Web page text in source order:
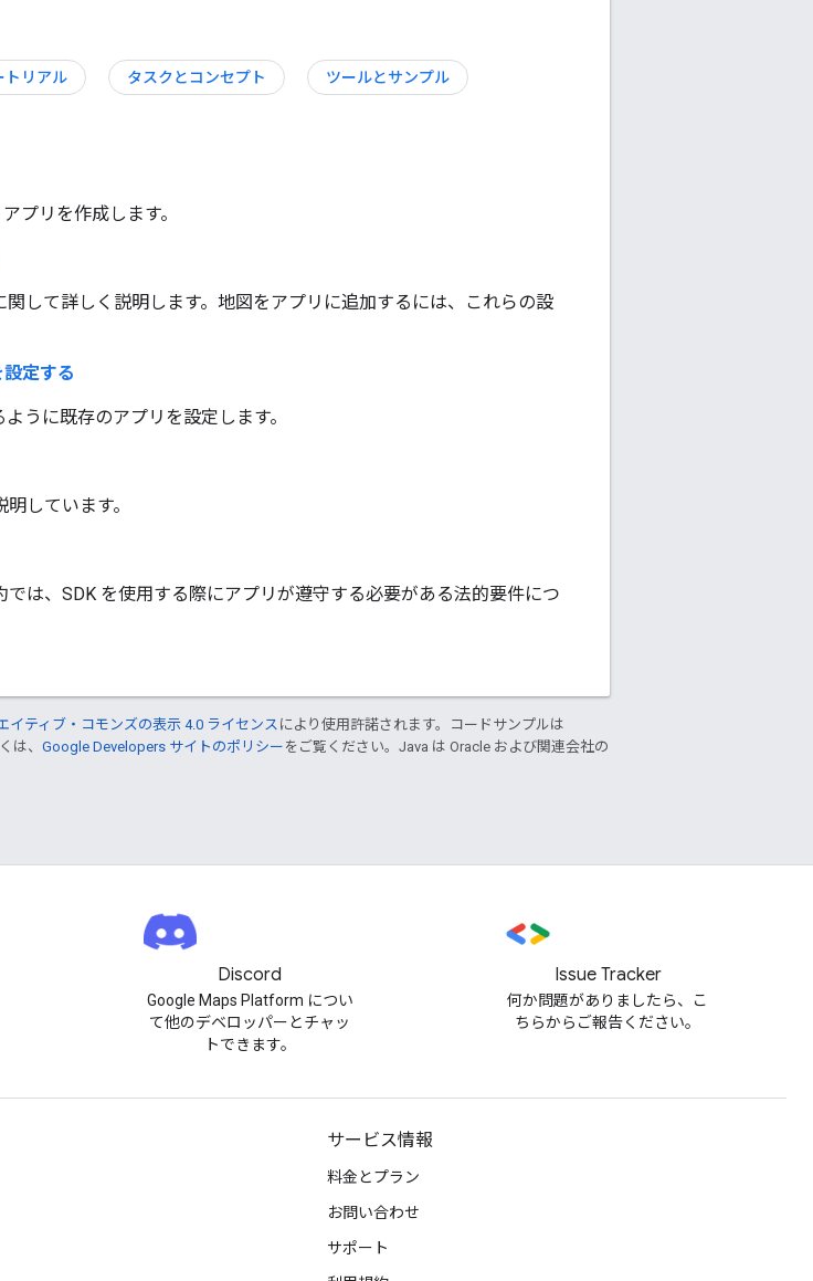
リアル タスクとコンセプト ツールとサンプル
プリを作成します。
して詳しく説明します。地図をアプリに追加するには、これらの設
定する
うに既存のアプリを設定します。
しています。
は、SDK を使用する際にアプリが遵守する必要がある法的要件につ
イティブ・コモンズの表示 4.0 ライセンス により使用許諾されます。コードサンプルは
は、 Google Developers サイトのポリシー をご覧ください。Java は Oracle および関連会社の
Discord
Google Maps Platform につい
て他のデベロッパーとチャッ
トできます。
Issue Tracker
何か問題がありましたら、こ
ちらからご報告ください。
サービス情報
料金とプラン
お問い合わせ
サポート